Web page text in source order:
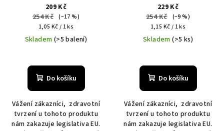
209 Kč
254 Kč (–17 %)
Měrná
cena:
1,05 Kč / 1 ks
Skladem (>5 balení)
Do košíku
Vážení zákazníci, zdravotní
tvrzení u tohoto produktu
nám zakazuje legislativa EU.
229 Kč
254 Kč
(–9 %)
Měrná
cena:
1,15 Kč / 1 ks
Skladem(>5 ks)
Do košíku
Vážení zákazníci, zdravotní
tvrzení u tohoto produktu
nám zakazuje legislativa EU.